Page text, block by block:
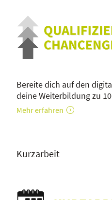
Bereite dich auf den
deine Weiterbildung zu
Mehr erfahren
Kurzarbeit